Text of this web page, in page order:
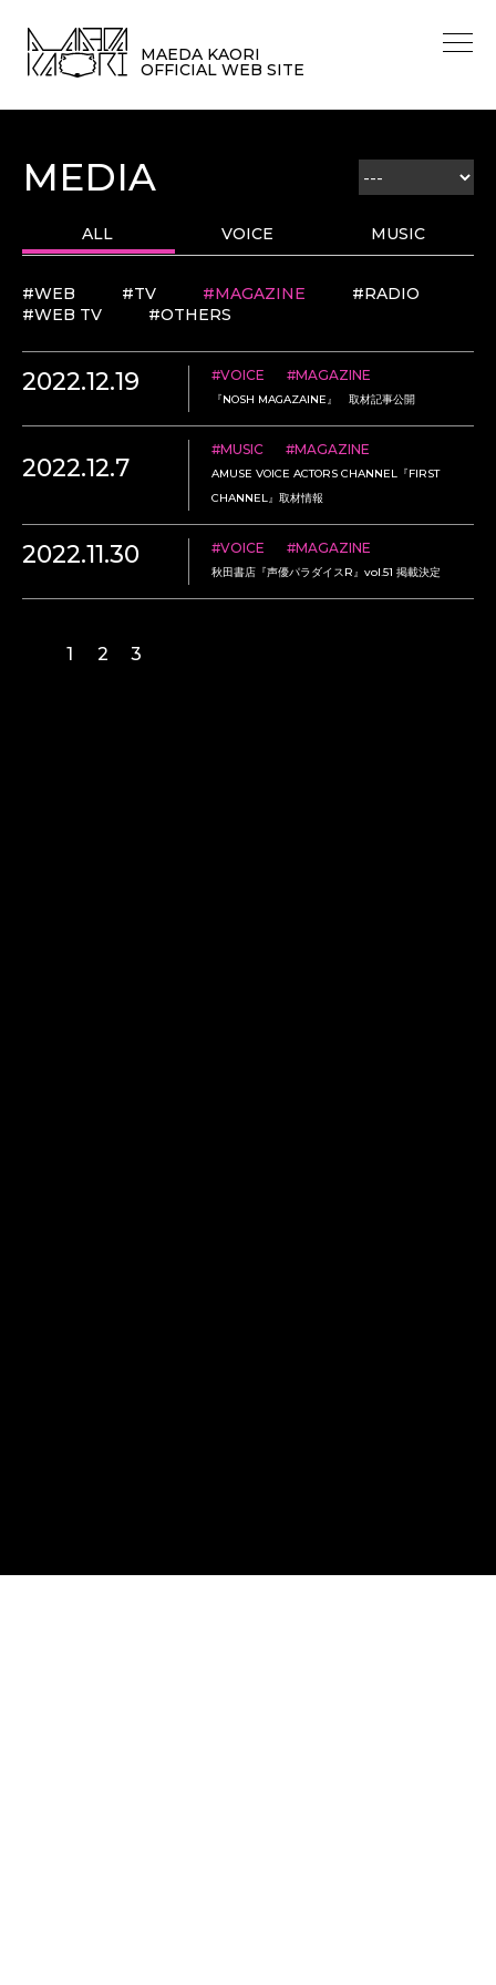
MAEDA KAORI
OFFICIAL WEB SITE
MEDIA
ALL VOICE MUSIC
#WEB #TV #MAGAZINE
#RADIO
#WEB TV
#OTHERS
2022.12.19 #VOICE #MAGAZINE
『NOSH MAGAZAINE』 取材記事公開
2022.12.7
#MUSIC #MAGAZINE
AMUSE VOICE ACTORS CHANNEL『FIRST
CHANNEL』取材情報
2022.11.30 #VOICE #MAGAZINE
秋田書店『声優パラダイスR』vol.51 掲載決定
1 2 3